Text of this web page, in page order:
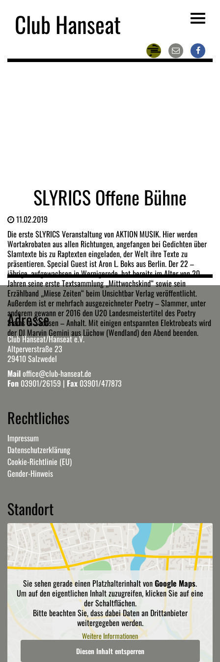
Club Hanseat
Toggle
SLYRICS Offene Bühne
11.02.2019
Die erste SLYRICS Veranstaltung von AKTION MUSIK. Hier werden
Wortakrobaten aus allen Richtungen, angefangen bei Gedichten über
Slamtexte bis zu Raptexten eingeladen, der Welt ihre Texte zu
präsentieren. Special Guest ist Aron L. Boks aus Berlin. Der 22 –
jährige, aufgewachsen in Wernigerode, hat bereits im Alter von 20
Jahren seine erste Textsammlung „Mittwochskind“ sowie sein
Erzählband „Miese Zeiten“ beim Unsichtbar Verlag veröffentlicht.
Außerdem ist er mehrfach ausgezeichneter Poetry – Slammer, unter
anderem gewann er 2016 den U20 Landesmeistertitel des Poetry
Slams in Sachsen – Anhalt. Mit einigen entspannten Elektrobeats wird
der DJ Marvin Gemini aus Lüchow (Wendland) den Abend beenden.
Adresse
Club Hanseat/Hanseat e.V.
Altperverstraße 23
29410 Salzwedel
Mailoffice@club-hanseat.de
Fon 03901/26159 | Fax 03901/477873
Rechtliches
Impressum
Datenschutzerklärung
Cookie-Richtlinie (EU)
Gender-Hinweis
Standort
Sie sehen gerade einen Platzhalterinhalt vonGoogle Maps.
Um auf den eigentlichen Inhalt zuzugreifen, klicken Sie auf eine
der Schaltflächen.
Bitte beachten Sie, dass dabei Daten an Drittanbieter
weitergegeben werden.
Weitere Informationen
Diesen Inhalt entsperren